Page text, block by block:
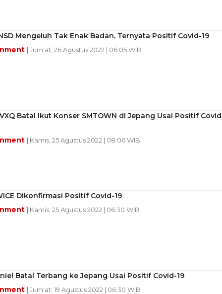
Mengeluh Tak Enak Badan, Ternyata Positif Covid-19
| Jum'at, 26 Agustus 2022 | 06:05 WIB
Batal Ikut Konser SMTOWN di Jepang Usai Positif
| Kamis, 25 Agustus 2022 | 08:06 WIB
Dikonfirmasi Positif Covid-19
| Kamis, 25 Agustus 2022 | 06:30 WIB
Batal Terbang ke Jepang Usai Positif Covid-19
| Jum'at, 19 Agustus 2022 | 06:30 WIB